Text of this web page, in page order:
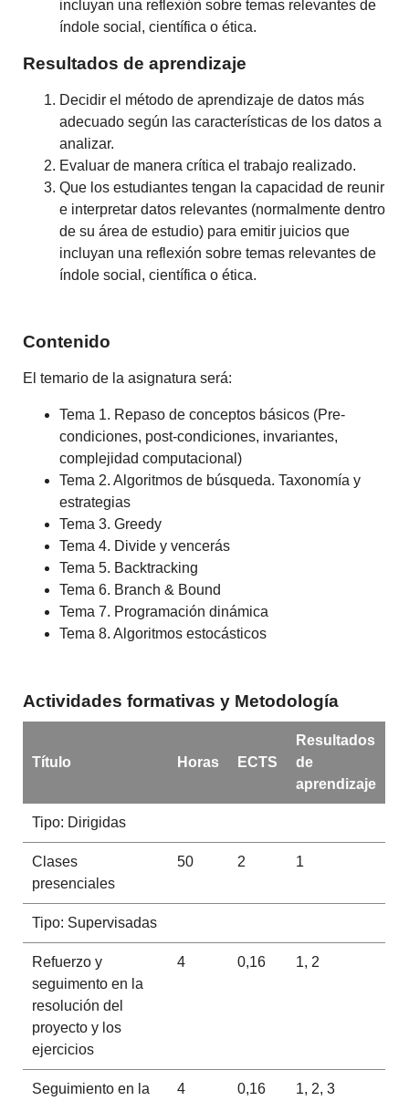
incluyan una reflexión sobre temas relevantes de
índole social, científica o ética.
Resultados de aprendizaje
Decidir el método de aprendizaje de datos más
adecuado según las características de los datos a
analizar.
Evaluar de manera crítica el trabajo realizado.
Que los estudiantes tengan la capacidad de reunir
e interpretar datos relevantes (normalmente dentro
de su área de estudio) para emitir juicios que
incluyan una reflexión sobre temas relevantes de
índole social, científica o ética.
Contenido
El temario de la asignatura será:
Tema 1. Repaso de conceptos básicos (Pre-
condiciones, post-condiciones, invariantes,
complejidad computacional)
Tema 2. Algoritmos de búsqueda. Taxonomía y
estrategias
Tema 3. Greedy
Tema 4. Divide y vencerás
Tema 5. Backtracking
Tema 6. Branch & Bound
Tema 7. Programación dinámica
Tema 8. Algoritmos estocásticos
Actividades formativas y Metodología
Título Horas ECTS
Resultados
de
aprendizaje
Tipo: Dirigidas
Clases
presenciales
50 2 1
Tipo: Supervisadas
Refuerzo y
seguimento en la
resolución del
proyecto y los
ejercicios
4 0,16 1, 2
Seguimiento en la
4 0,16 1, 2, 3